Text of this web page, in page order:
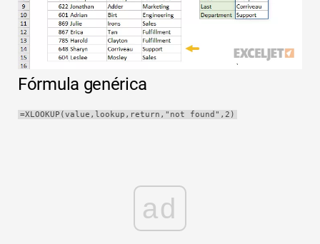
Glosario
Atajos de teclado
Lecciones
JavaScript
Kotlin
Pitón
Rápido
Fórmula genérica
=XLOOKUP(value,lookup,return,"not found",2)
ad